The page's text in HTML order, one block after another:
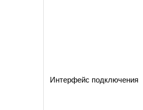
Интерфейс подключения